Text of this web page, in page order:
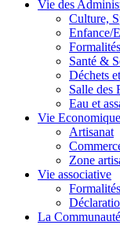
Vie des
Culture,
Enfance/
Santé &
Déchets
Salle des
Eau et
Vie Economique
Artisanat
Zone
Vie associative
La